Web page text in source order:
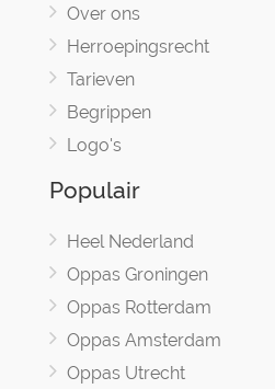
Over ons
Herroepingsrecht
Tarieven
Begrippen
Logo's
Populair
Heel Nederland
Oppas Groningen
Oppas Rotterdam
Oppas Amsterdam
Oppas Utrecht